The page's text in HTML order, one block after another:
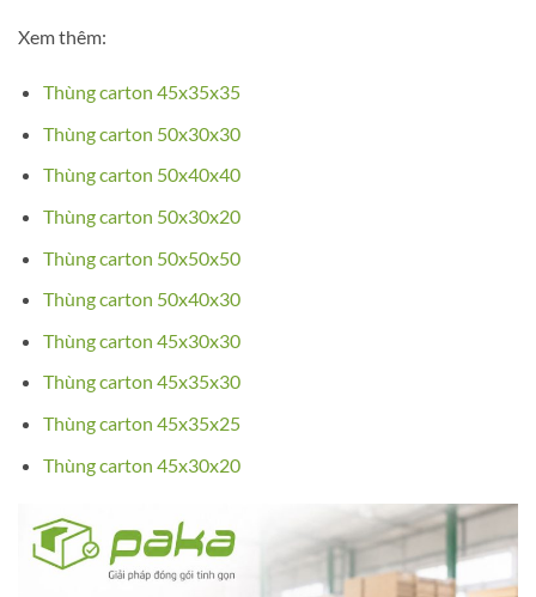
Xem thêm:
Thùng carton 45x35x35
Thùng carton 50x30x30
Thùng carton 50x40x40
Thùng carton 50x30x20
Thùng carton 50x50x50
Thùng carton 50x40x30
Thùng carton 45x30x30
Thùng carton 45x35x30
Thùng carton 45x35x25
Thùng carton 45x30x20